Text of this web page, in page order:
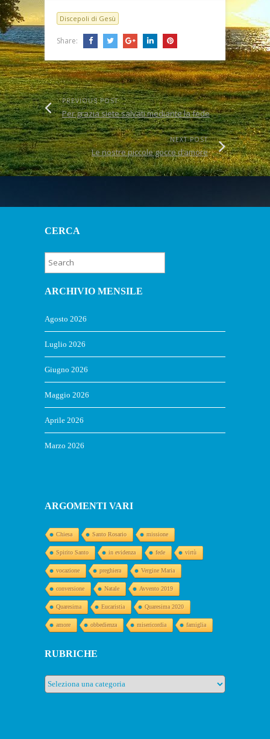
Discepoli di Gesù
Share:
PREVIOUS POST
Per grazia siete salvati mediante la fede
NEXT POST
Le nostre piccole gocce d’amore
CERCA
ARCHIVIO MENSILE
Agosto 2026
Luglio 2026
Giugno 2026
Maggio 2026
Aprile 2026
Marzo 2026
ARGOMENTI VARI
Chiesa Santo Rosario missione
Spirito Santo in evidenza fede virtù
vocazione preghiera Vergine Maria
conversione Natale Avvento 2019
Quaresima Eucaristia Quaresima 2020
amore obbedienza misericordia famiglia
RUBRICHE
Rubriche